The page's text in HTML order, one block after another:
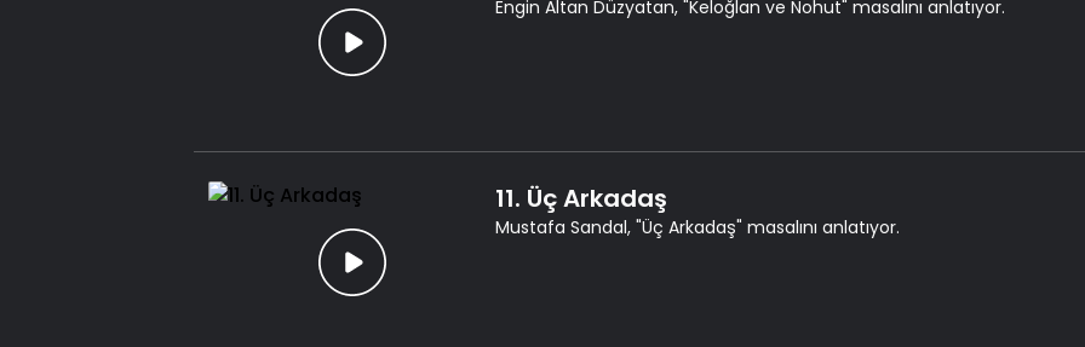
Engin Altan Düzyatan, "Keloğlan ve Nohut" masalını anlatıyor.
11. Üç Arkadaş
Mustafa Sandal, "Üç Arkadaş" masalını anlatıyor.